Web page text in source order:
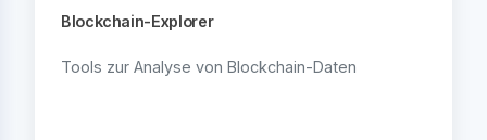
Blockchain-Explorer
Tools zur Analyse von Blockchain-Daten